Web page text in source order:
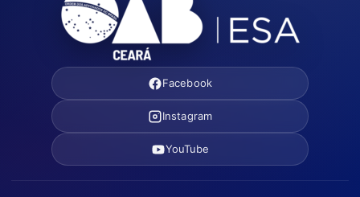
Facebook
Instagram
YouTube